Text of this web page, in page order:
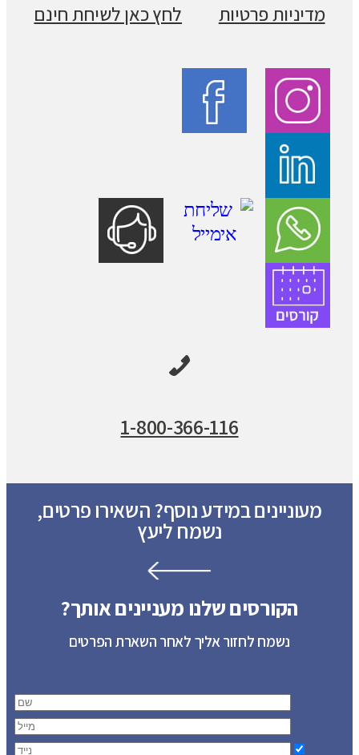
מדיניות פרטיות
לחץ כאן לשיחת חינם
1-800-366-116
מעוניינים במידע נוסף? השאירו פרטים,
נשמח ליעץ
הקורסים שלנו מעניינים אותך?
נשמח לחזור אליך לאחר השארת הפרטים